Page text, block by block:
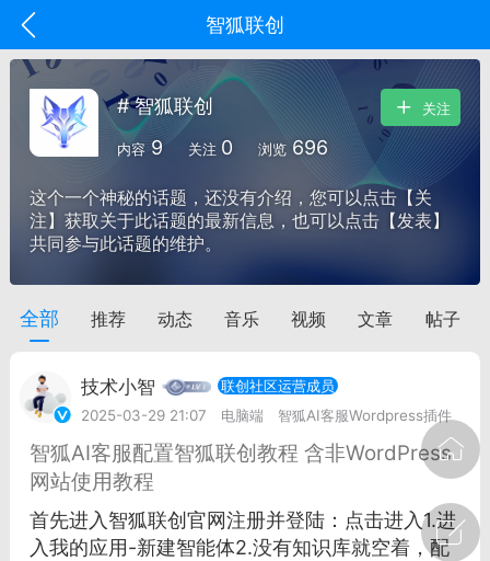
智狐联创
29 10:10 电脑端 智狐AI工作台
中英翻译
事想用上客户端...
#智狐AI工作台
# 智狐联创
内容 9 关注 0 浏览 696
关注
这个一个神秘的话题，还没有介绍，您可以点击【关
注】获取关于此话题的最新信息，也可以点击【发表】
共同参与此话题的维护。
全部 推荐 动态 音乐 视频 文章 帖子
技术小智
联创社区运营成员
2025-03-29 21:07
电脑端 智狐AI客服Wordpress插件
智狐AI客服配置智狐联创教程 含非WordPress
网站使用教程
首先进入智狐联创官网注册并登陆：点击进入1.进
入我的应用-新建智能体2.没有知识库就空着，配